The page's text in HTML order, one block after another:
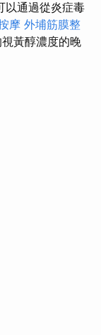
以通過從炎症毒
摩 外埔筋膜整
黃醇濃度的晚